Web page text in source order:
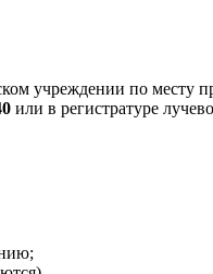
учреждении по месту
или в регистратуре